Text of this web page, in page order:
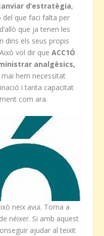
d’estratègia,
que faci falta per
que ja tenen les
dins els seus propis
vol dir queACC1Ó
analgèsics,
hem necessitat
i tanta capacitat
com ara.
neix avui. Torna a
néixer. Si amb aquest
ajudar al teixit